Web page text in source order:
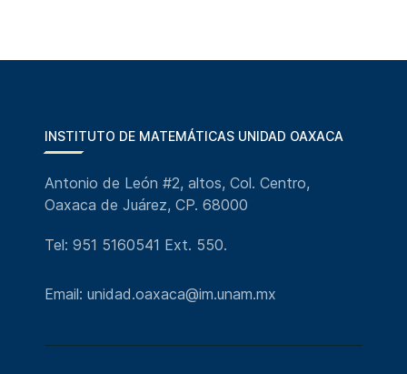
INSTITUTO DE MATEMÁTICAS UNIDAD OAXACA
Antonio de León #2, altos, Col. Centro,
Oaxaca de Juárez, CP. 68000
Tel: 951 5160541 Ext. 550.
Email: unidad.oaxaca@im.unam.mx